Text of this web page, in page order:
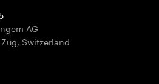
AG
, Switzerland